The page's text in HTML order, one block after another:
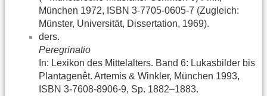
München 1972, ISBN 3-7705-0605-7 (Zugleich:
Münster, Universität, Dissertation, 1969).
ders.
Peregrinatio
In: Lexikon des Mittelalters. Band 6: Lukasbilder bis
Plantagenêt. Artemis & Winkler, München 1993,
ISBN 3-7608-8906-9, Sp. 1882–1883.